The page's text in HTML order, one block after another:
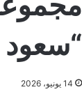
“سعود
14 يونيو، 2026